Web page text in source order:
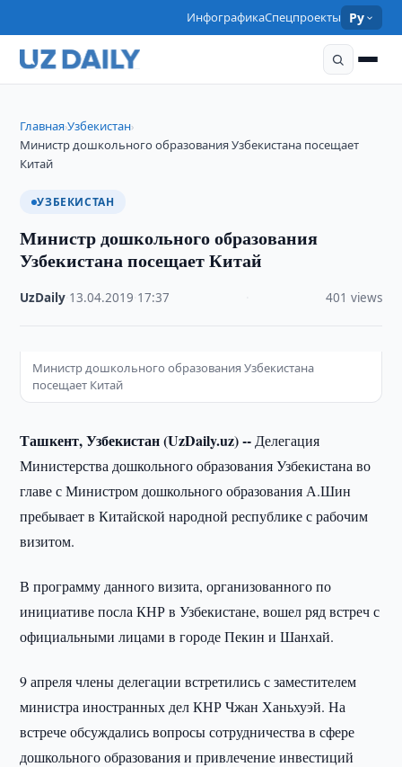
ИнфографикаСпецпроекты Ру
Главная›Узбекистан›
Министр дошкольного образования Узбекистана посещает
Китай
УЗБЕКИСТАН
Министр дошкольного образования
Узбекистана посещает Китай
UzDaily 13.04.2019 17:37 401 views
Министр дошкольного образования Узбекистана
посещает Китай
Ташкент, Узбекистан (UzDaily.uz) -- Делегация
Министерства дошкольного образования Узбекистана во
главе с Министром дошкольного образования А.Шин
пребывает в Китайской народной республике с рабочим
визитом.
В программу данного визита, организованного по
инициативе посла КНР в Узбекистане, вошел ряд встреч с
официальными лицами в городе Пекин и Шанхай.
9 апреля члены делегации встретились с заместителем
министра иностранных дел КНР Чжан Ханьхуэй. На
встрече обсуждались вопросы сотрудничества в сфере
дошкольного образования и привлечение инвестиций